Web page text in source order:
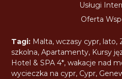
Usługi
Oferta
Tagi: Malta,wczasy cypr, lato,
szkolna,Apartamenty, Kursy
Hotel & SPA 4*,wakacje nad
wycieczka na cypr, Cypr,